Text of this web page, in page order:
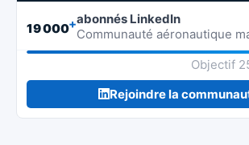
19 000+abonnés LinkedIn
Communauté aéronautique
Objectif
Rejoindre la